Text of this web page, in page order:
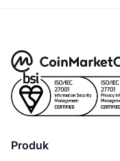
Produk